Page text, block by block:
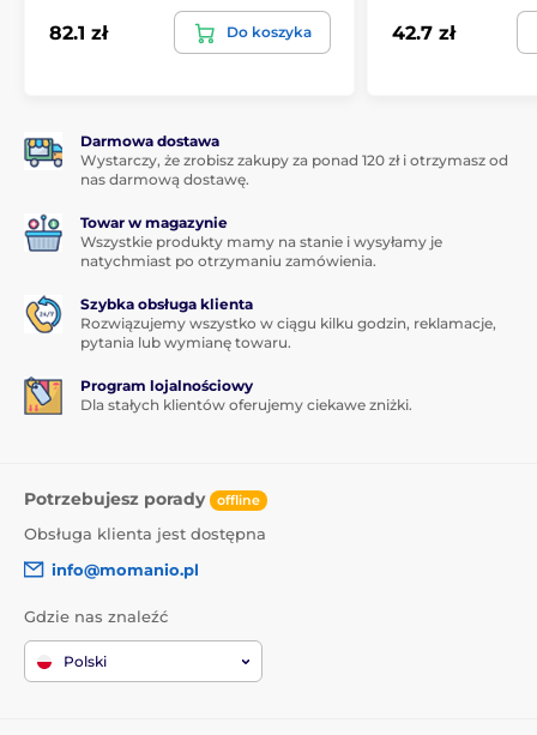
delikatnie wypchnij go w kierunku krawędzi.
Pęcherzyki szybko się poddadzą i będziesz mieć
Więc nie wahaj się.Z JP SimpleFlow Szkłem
otrzymasz idealną ochronę, która nie
zrujnuje twojego portfela, a jednocześnie oszczędzisz
nerwy.To wybór, który pokochasz od pierwszego
naklejenia.Ochroni twój telefon, oszczędza czas i
prostu sytuacja win-win, której nie chcesz
przegapić!
82.1 zł Do koszyka 42.7 zł
Darmowa dostawa
Wystarczy, że zrobisz zakupy za ponad 120 zł i otrzymasz od
nas darmową dostawę.
Towar w magazynie
Wszystkie produkty mamy na stanie i wysyłamy je
natychmiast po otrzymaniu zamówienia.
Szybka obsługa klienta
Rozwiązujemy wszystko w ciągu kilku godzin, reklamacje,
pytania lub wymianę towaru.
Program lojalnościowy
Dla stałych klientów oferujemy ciekawe zniżki.
Potrzebujesz porady offline
Obsługa klienta jest dostępna
info@momanio.pl
Gdzie nas znaleźć
Polski